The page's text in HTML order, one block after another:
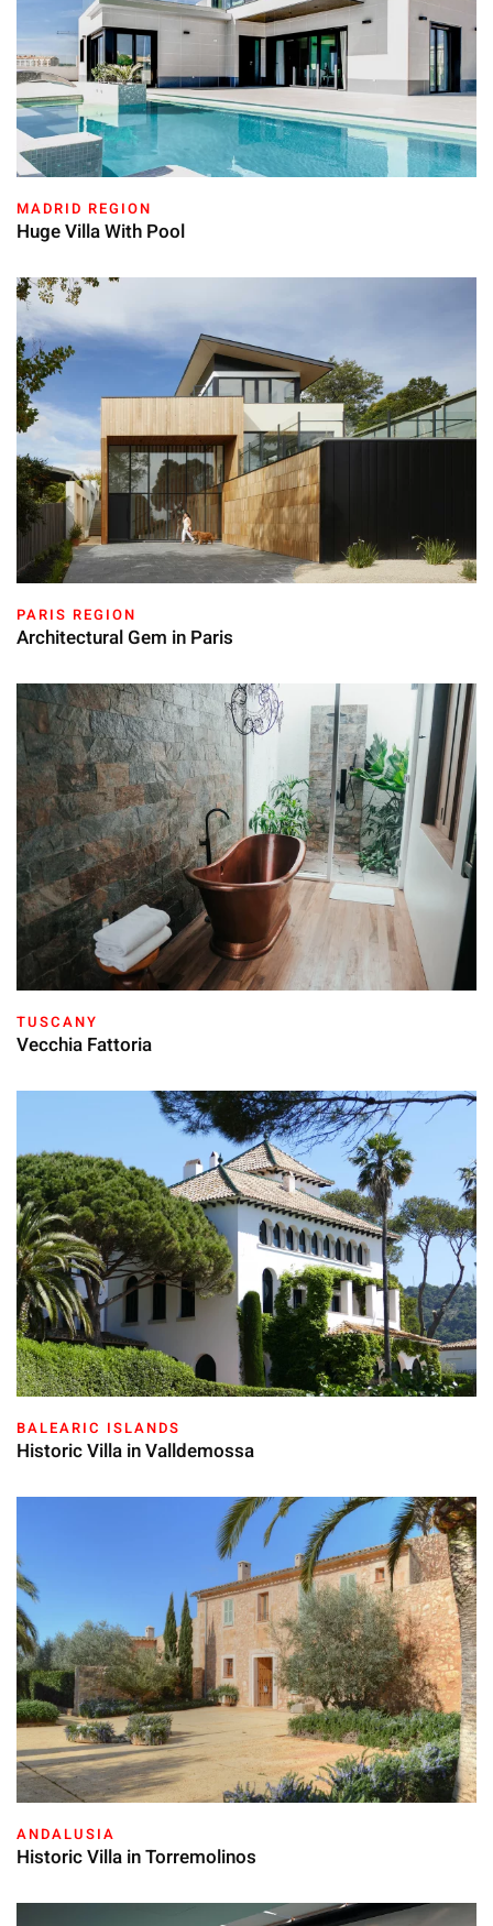
MADRID REGION
Huge Villa With Pool
PARIS REGION
Architectural Gem in Paris
TUSCANY
Vecchia Fattoria
BALEARIC ISLANDS
Historic Villa in Valldemossa
ANDALUSIA
Historic Villa in Torremolinos